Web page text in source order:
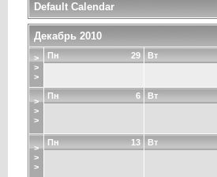
Default Calendar
Декабрь 2010
>
>
>
29
Пн Вт
>
>
>
6
Пн Вт
>
>
>
13
Пн Вт